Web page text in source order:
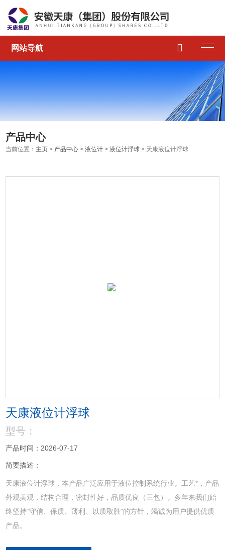
网站导航 
产品中心
当前位置： 主页 > 产品中心 >液位计 >液位计浮球 > 天康液位计浮球
天康液位计浮球
型号：
产品时间：2026-07-17
简要描述：
天康液位计浮球，本产品广泛应用于液位控制系统行业。工艺*，产品
外观美观，结构合理，密封性好，品质优良（三包）。多年来我们始
终坚持“守信、保质、薄利、以质取胜"的方针，竭诚为用户提供优质
产品。